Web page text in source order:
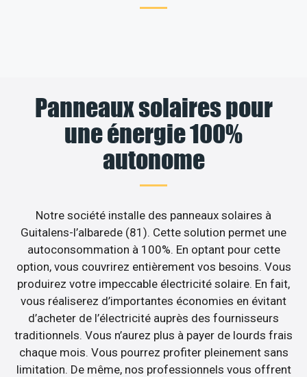
Panneaux solaires pour
une énergie 100%
autonome
Notre société installe des panneaux solaires à
Guitalens-l’albarede (81). Cette solution permet une
autoconsommation à 100%. En optant pour cette
option, vous couvrirez entièrement vos besoins. Vous
produirez votre impeccable électricité solaire. En fait,
vous réaliserez d’importantes économies en évitant
d’acheter de l’électricité auprès des fournisseurs
traditionnels. Vous n’aurez plus à payer de lourds frais
chaque mois. Vous pourrez profiter pleinement sans
limitation. De même, nos professionnels vous offrent